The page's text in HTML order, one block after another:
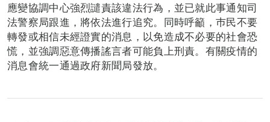
應變協調中心強烈譴責該違法行為，並已就此事通知司
法警察局跟進，將依法進行追究。同時呼籲，巿民不要
轉發或相信未經證實的消息，以免造成不必要的社會恐
慌，並強調惡意傳播謠言者可能負上刑責。有關疫情的
消息會統一通過政府新聞局發放。